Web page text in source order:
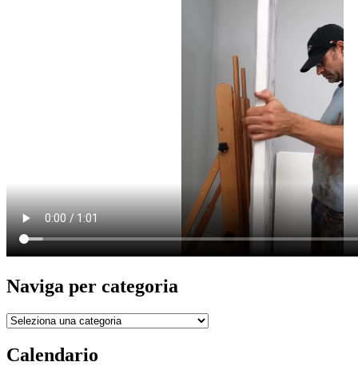
Naviga per categoria
Naviga
categoria
Calendario